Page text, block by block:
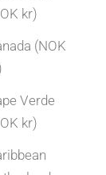
(NOK kr)
(NOK
Verde
(NOK kr)